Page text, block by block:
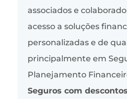
associados e
acesso a soluções
personalizadas e de
principalmente em
Planejamento
Seguros com